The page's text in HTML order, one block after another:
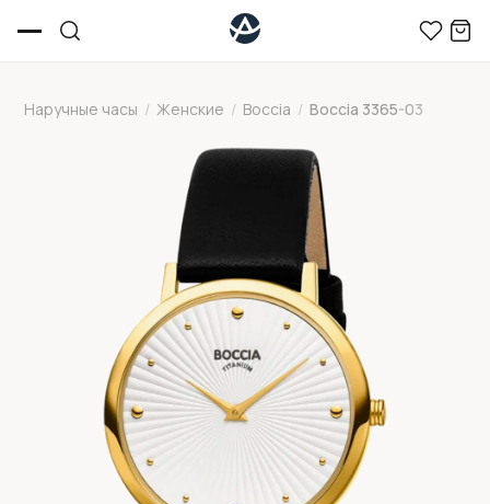
Наручные часы / Женские / Boccia / Boccia 3365-03